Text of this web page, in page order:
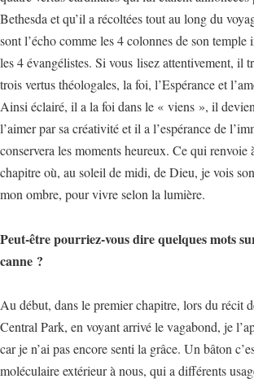
Bethesda et qu’il a récoltées tout au long du
sont l’écho comme les 4 colonnes de son temple
les 4 évangélistes. Si vous lisez attentivement, il
trois vertus théologales, la foi, l’Espérance et
Ainsi éclairé, il a la foi dans le « viens », il
l’aimer par sa créativité et il a l’espérance de
conservera les moments heureux. Ce qui
chapitre où, au soleil de midi, de Dieu, je vois
mon ombre, pour vivre selon la lumière.
Peut-être pourriez-vous dire quelques mots
canne ?
Au début, dans le premier chapitre, lors du récit
Central Park, en voyant arrivé le vagabond, je
car je n’ai pas encore senti la grâce. Un bâton
moléculaire extérieur à nous, qui a différents